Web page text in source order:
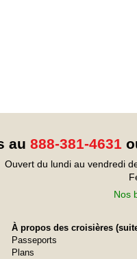
au 888-381-4631
Ouvert du lundi au vendredi
Nos
À propos des croisières
Passeports
Plans